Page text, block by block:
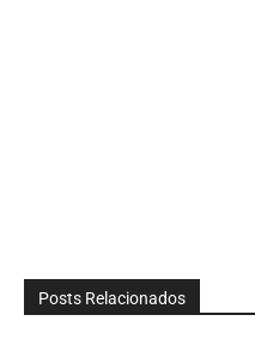
Posts Relacionados